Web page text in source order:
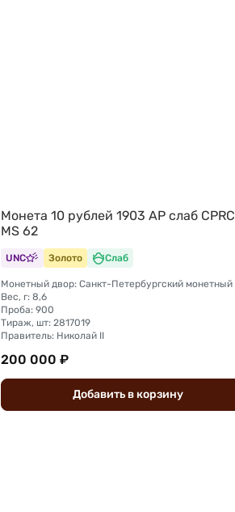
Монета 10 рублей 1903 АР слаб CPRC
MS 62
UNC Золото Слаб
Вес, г: 8,6
Проба: 900
Тираж, шт: 2817019
Правитель: Николай II
200 000 ₽
Добавить вкорзину